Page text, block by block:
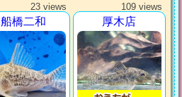
23 views
船橋二和
109 views
厚木店